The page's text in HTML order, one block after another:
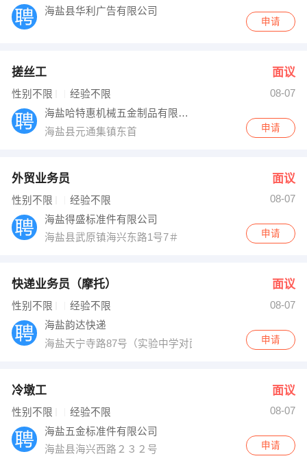
海盐县华利广告有限公司
申请
搓丝工 面议
性别不限 经验不限
08-07
海盐哈特惠机械五金制品有限公司
海盐县元通集镇东首
申请
外贸业务员 面议
性别不限 经验不限
08-07
海盐得盛标准件有限公司
海盐县武原镇海兴东路1号7＃
申请
快递业务员（摩托） 面议
性别不限 经验不限
08-07
海盐韵达快递
海盐天宁寺路87号（实验中学对面）
申请
冷墩工 面议
性别不限 经验不限
08-07
海盐五金标准件有限公司
海盐县海兴西路２３２号
申请